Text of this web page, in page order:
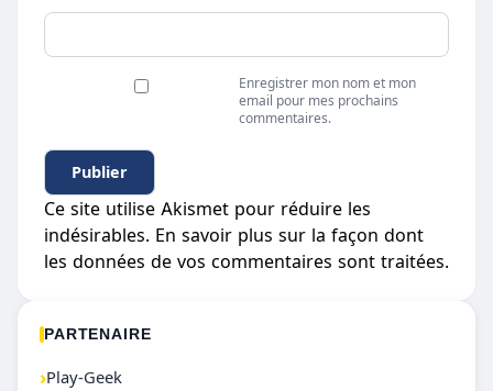
Enregistrer mon nom et mon
email pour mes prochains
commentaires.
Ce site utilise Akismet pour réduire les
indésirables. En savoir plus sur la façon dont
les données de vos commentaires sont traitées.
PARTENAIRE
›Play-Geek